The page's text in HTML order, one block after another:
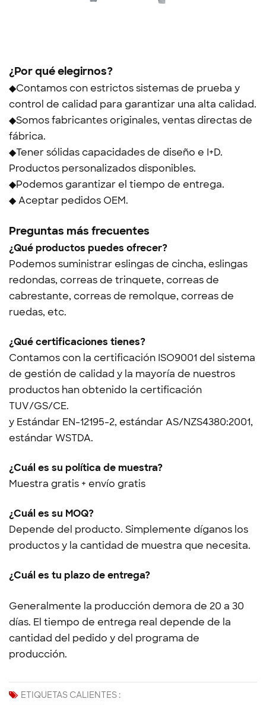
¿Por qué elegirnos?
◆Contamos con estrictos sistemas de prueba y
control de calidad para garantizar una alta calidad.
◆Somos fabricantes originales, ventas directas de
fábrica.
◆Tener sólidas capacidades de diseño e I+D.
Productos personalizados disponibles.
◆Podemos garantizar el tiempo de entrega.
◆ Aceptar pedidos OEM.
Preguntas más frecuentes
¿Qué productos puedes ofrecer?
Podemos suministrar eslingas de cincha, eslingas
redondas, correas de trinquete, correas de
cabrestante, correas de remolque, correas de
ruedas, etc.
¿Qué certificaciones tienes?
Contamos con la certificación ISO9001 del sistema
de gestión de calidad y la mayoría de nuestros
productos han obtenido la certificación
TUV/GS/CE.
y Estándar EN-12195-2, estándar AS/NZS4380:2001,
estándar WSTDA.
¿Cuál es su política de muestra?
Muestra gratis + envío gratis
¿Cuál es su MOQ?
Depende del producto. Simplemente díganos los
productos y la cantidad de muestra que necesita.
¿Cuál es tu plazo de entrega?
Generalmente la producción demora de 20 a 30
días. El tiempo de entrega real depende de la
cantidad del pedido y del programa de
producción.
ETIQUETAS CALIENTES :